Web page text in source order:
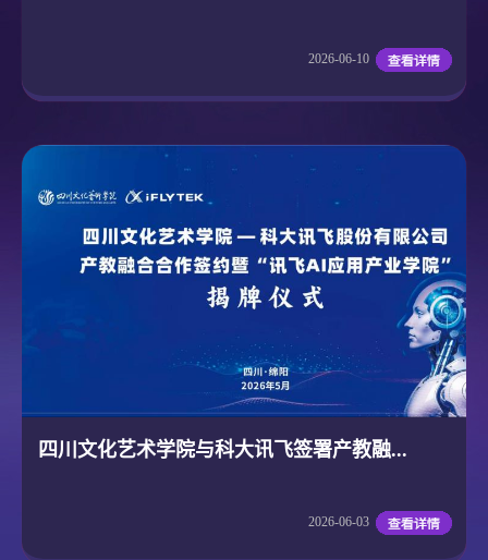
2026-06-10
四川文化艺术学院与科大讯飞签署产教融...
2026-06-03